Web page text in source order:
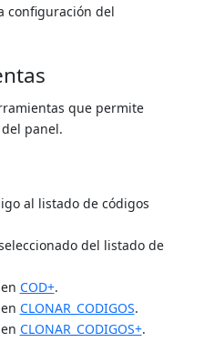
configuración del
que permite
panel.
al listado de códigos
del listado de
COD+.
CLONAR_CODIGOS.
CLONAR_CODIGOS+.